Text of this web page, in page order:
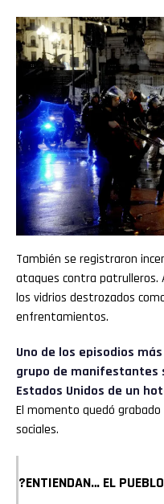
También se registraron
ataques contra patrulleros.
los vidrios destrozados
enfrentamientos.
Uno de los episodios
grupo de manifestantes
Estados Unidos de un
El momento quedó
sociales.
?ENTIENDAN… EL